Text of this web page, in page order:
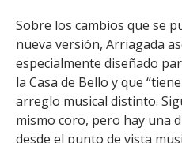
Sobre los cambios que se
nueva versión, Arriagada
especialmente diseñado
la Casa de Bello y que
arreglo musical distinto.
mismo coro, pero hay una
desde el punto de vista